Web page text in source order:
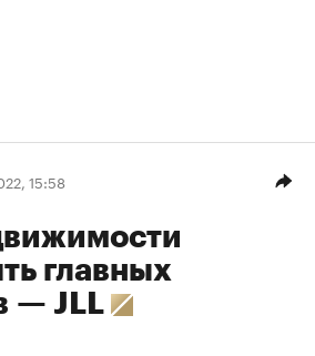
15:58
главных
— JLL